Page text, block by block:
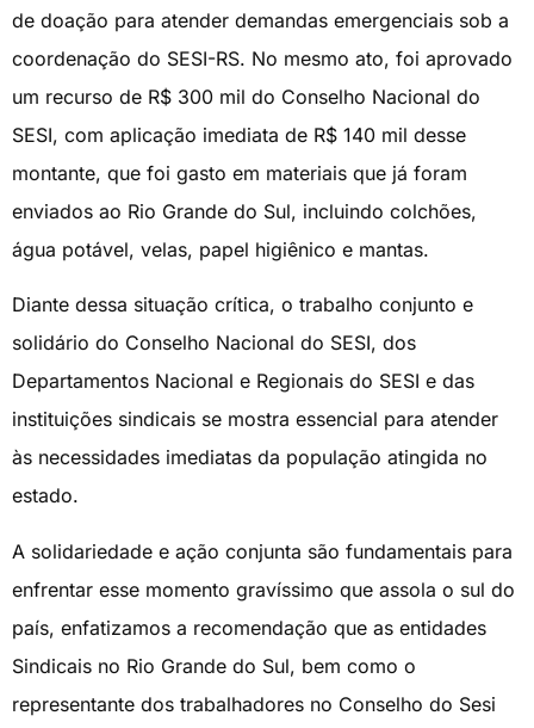
de doação para atender demandas emergenciais sob a
coordenação do SESI-RS. No mesmo ato, foi aprovado
um recurso de R$ 300 mil do Conselho Nacional do
SESI, com aplicação imediata de R$ 140 mil desse
montante, que foi gasto em materiais que já foram
enviados ao Rio Grande do Sul, incluindo colchões,
água potável, velas, papel higiênico e mantas.
Diante dessa situação crítica, o trabalho conjunto e
solidário do Conselho Nacional do SESI, dos
Departamentos Nacional e Regionais do SESI e das
instituições sindicais se mostra essencial para atender
às necessidades imediatas da população atingida no
estado.
A solidariedade e ação conjunta são fundamentais para
enfrentar esse momento gravíssimo que assola o sul do
país, enfatizamos a recomendação que as entidades
Sindicais no Rio Grande do Sul, bem como o
representante dos trabalhadores no Conselho do Sesi